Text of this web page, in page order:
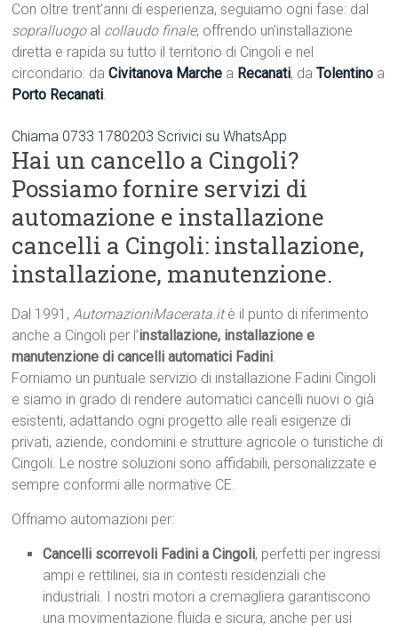
Con oltre trent’anni di esperienza, seguiamo ogni fase: dal
sopralluogo al collaudo finale, offrendo un’installazione
diretta e rapida su tutto il territorio di Cingoli e nel
circondario: daCivitanova Marche a Recanati, daTolentino a
Porto Recanati.
Chiama 0733 1780203 Scrivici su WhatsApp
Hai un cancello a Cingoli?
Possiamo fornire servizi di
automazione e installazione
cancelli a Cingoli: installazione,
installazione, manutenzione.
Dal 1991,AutomazioniMacerata.itè il punto di riferimento
anche a Cingoli per l’installazione, installazione e
manutenzione di cancelli automatici Fadini.
Forniamo un puntuale servizio di installazione Fadini Cingoli
e siamo in grado di rendere automatici cancelli nuovi o già
esistenti, adattando ogni progetto alle reali esigenze di
privati, aziende, condomini e strutture agricole o turistiche di
Cingoli. Le nostre soluzioni sono affidabili, personalizzate e
sempre conformi alle normative CE.
Offriamo automazioni per:
Cancelli scorrevoli Fadini a Cingoli, perfetti per ingressi
ampi e rettilinei, sia in contesti residenziali che
industriali. I nostri motori a cremagliera garantiscono
una movimentazione fluida e sicura, anche per usi